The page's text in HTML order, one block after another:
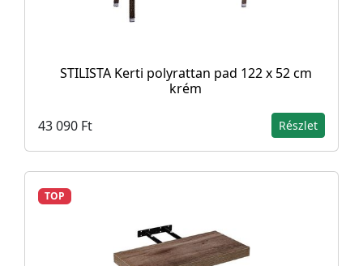
STILISTA Kerti polyrattan pad 122 x 52 cm
krém
43 090 Ft Részlet
TOP